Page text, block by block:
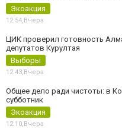
Экоакция
12:54,Вчера
ЦИК проверил готовность
депутатов Курултая
Выборы
12:43,Вчера
Общее дело ради чистоты: в
субботник
Экоакция
12:10,Вчера